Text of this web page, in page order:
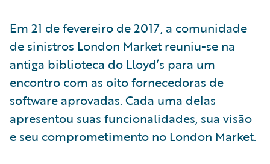
Em 21 de fevereiro de 2017, a comunidade
de sinistros London Market reuniu-se na
antiga biblioteca do Lloyd’s para um
encontro com as oito fornecedoras de
software aprovadas. Cada uma delas
apresentou suas funcionalidades, sua visão
e seu comprometimento no London Market.